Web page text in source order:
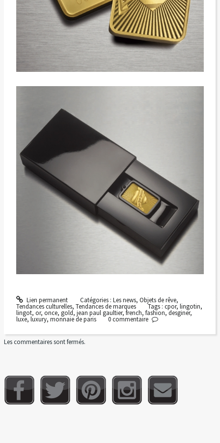
Lien permanent Catégories : Les news, Objets de rêve,
Tendances culturelles, Tendances de marques Tags :cpor,lingotin,
lingot, or, once, gold, jean paul gaultier, french, fashion,desginer,
luxe, luxury, monnaie de paris 0commentaire
Les commentaires sont fermés.